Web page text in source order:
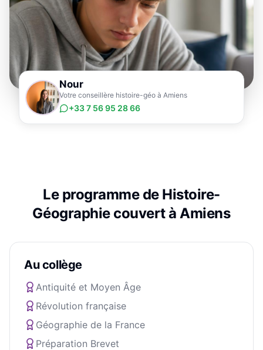
Nour
Votre conseillère histoire-géo à Amiens
+33 7 56 95 28 66
Le programme de Histoire-
Géographiecouvert àAmiens
Au collège
Antiquité et Moyen Âge
Révolution française
Géographie de la France
Préparation Brevet